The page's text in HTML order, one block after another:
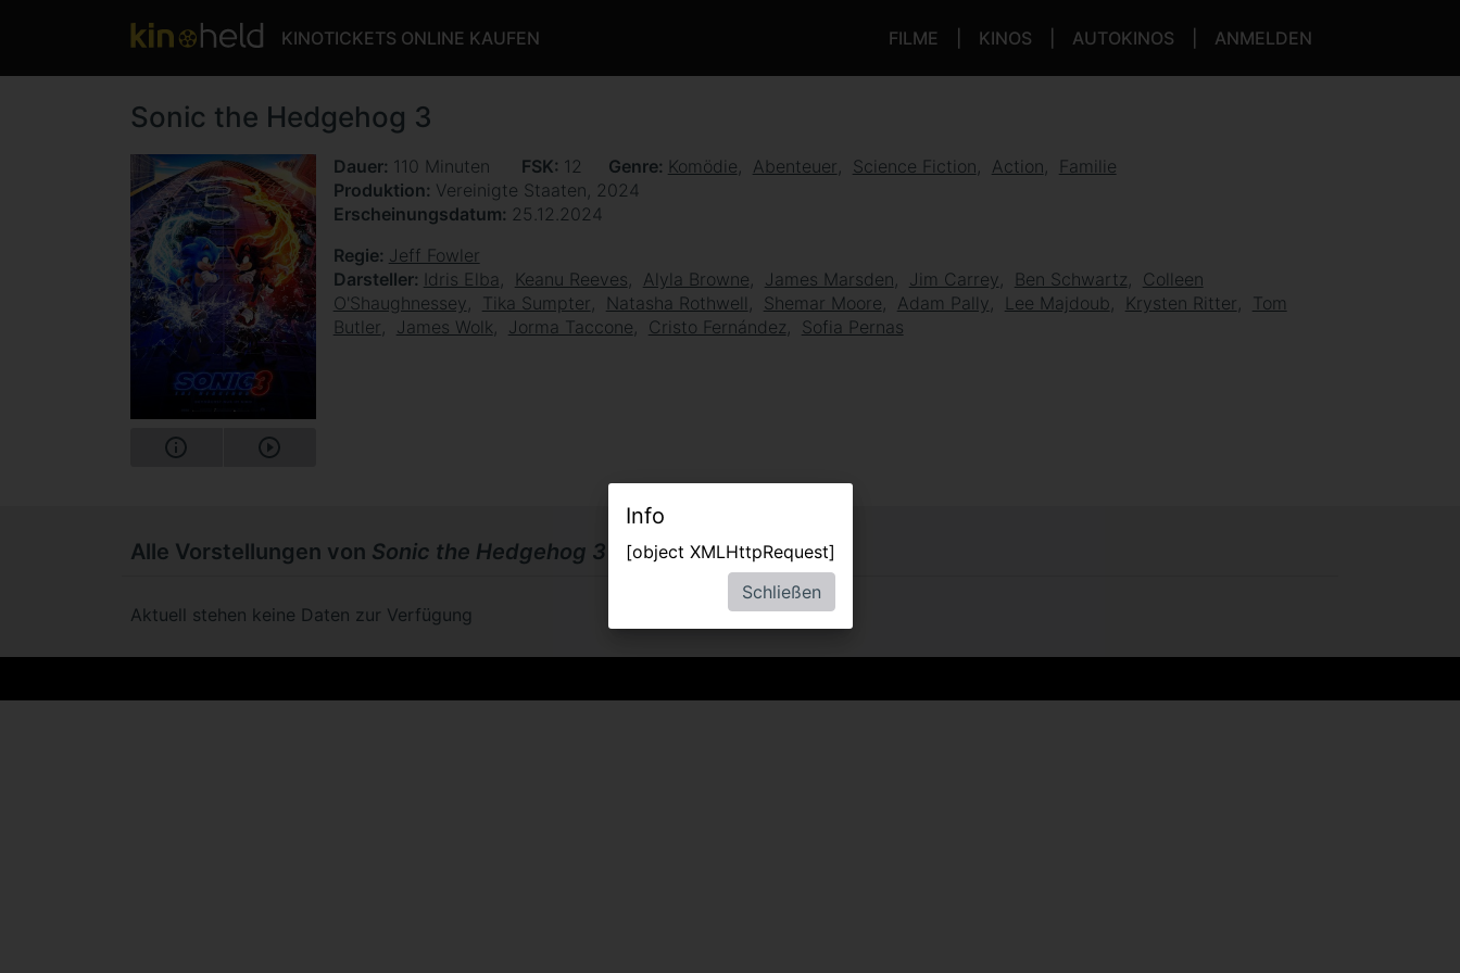
KINOTICKETS ONLINE KAUFEN FILME KINOS AUTOKINOS ANMELDEN
Sonic the Hedgehog 3
Dauer 110 Minuten FSK 12 Genre Komödie Abenteuer Science Fiction Action
Familie
Produktion Vereinigte Staaten, 2024
Erscheinungsdatum 25.12.2024
Regie Jeff Fowler
Darsteller Idris Elba Keanu Reeves Alyla Browne James Marsden Jim Carrey Ben Schwartz
Colleen
O'Shaughnessey
Tika Sumpter Natasha Rothwell Shemar Moore Adam Pally Lee Majdoub Krysten Ritter
Tom
Butler
James Wolk Jorma Taccone Cristo Fernández Sofia Pernas
Alle Vorstellungen von Sonic the Hedgehog 3
Aktuell stehen keine Daten zur Verfügung
Info
[object XMLHttpRequest]
Schließen